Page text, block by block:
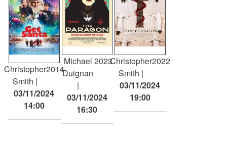
Christopher
Smith
2014
03/11/2024
14:00
Michael
Duignan
2023
03/11/2024
16:30
Christopher
Smith
2022
03/11/2024
19:00